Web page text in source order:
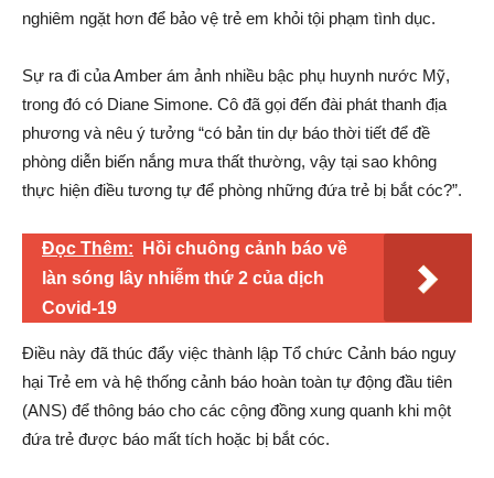
nghiêm ngặt hơn để bảo vệ trẻ em khỏi tội phạm tình dục.
Sự ra đi của Amber ám ảnh nhiều bậc phụ huynh nước Mỹ,
trong đó có Diane Simone. Cô đã gọi đến đài phát thanh địa
phương và nêu ý tưởng “có bản tin dự báo thời tiết để đề
phòng diễn biến nắng mưa thất thường, vậy tại sao không
thực hiện điều tương tự để phòng những đứa trẻ bị bắt cóc?”.
Đọc Thêm:
Hồi chuông cảnh báo về
làn sóng lây nhiễm thứ 2 của dịch
Covid-19
Điều này đã thúc đẩy việc thành lập Tổ chức Cảnh báo nguy
hại Trẻ em và hệ thống cảnh báo hoàn toàn tự động đầu tiên
(ANS) để thông báo cho các cộng đồng xung quanh khi một
đứa trẻ được báo mất tích hoặc bị bắt cóc.